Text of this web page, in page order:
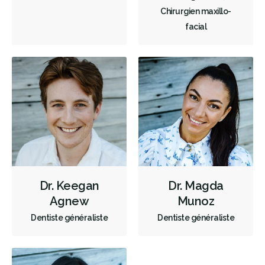
Traitement de canal
Greffe osseuse
Implants dentaires
Extractions de dents et de dents de sagesse
Frénectomies
Traitement des maladies des gencives - chirurgical
Élévations sinusales
Réimplantation dentaire
Invisalign
Frénectomie
Ablation chirurgicale de Tori
Examens buccaux
Nettoyages dentaires
Ponts
Couronnes
Obturations
Reconstruction complète de la bouche
Incrustations
OraVerse (inversion de la sédation)
Chirurgien maxillo-
facial
Dr. Keegan
Agnew
Dentiste généraliste
Dr. Magda
Munoz
Dentiste généraliste